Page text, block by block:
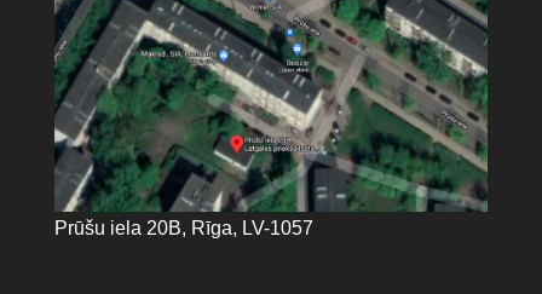
Prūšu iela 20B, Rīga, LV-1057